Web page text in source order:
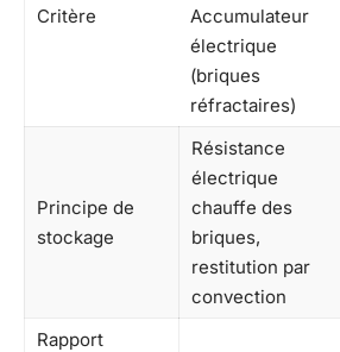
Critère
Accumulateur
électrique
(briques
réfractaires)
Principe de
stockage
Résistance
électrique
chauffe des
briques,
restitution par
convection
Rapport